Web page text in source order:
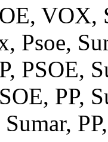
VOX,
Psoe,
PSOE,
PP,